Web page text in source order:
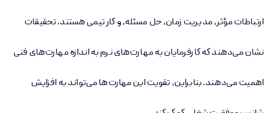
ارتباطات مؤثر، مدیریت زمان، حل مسئله، و کار تیمی هستند. تحقیقات
نشان می‌دهند که کارفرمایان به مهارت‌های نرم به اندازه مهارت‌های فنی
اهمیت می‌دهند. بنابراین، تقویت این مهارت‌ها می‌تواند به افزایش